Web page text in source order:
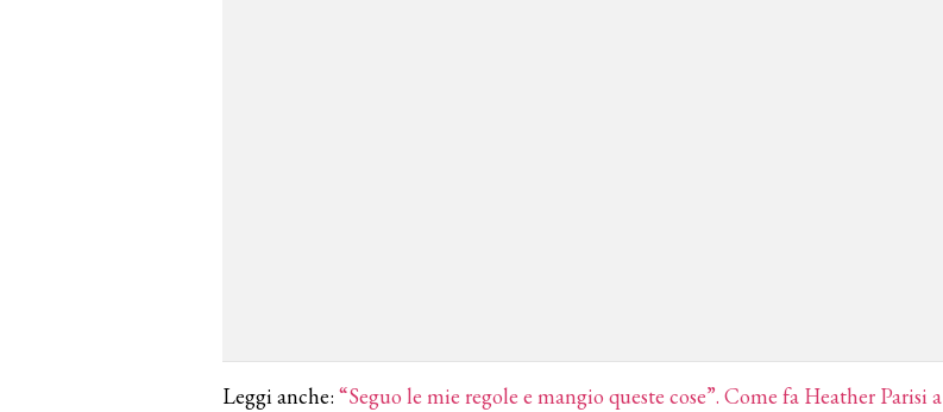
Leggi anche: “Seguo le mie regole e mangio queste cose”. Come fa Heather Parisi a